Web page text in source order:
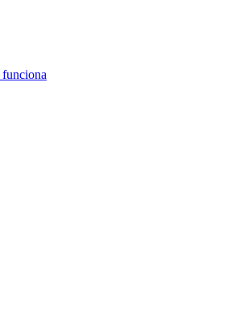
funciona